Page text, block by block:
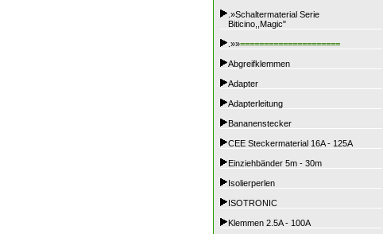
.»Schaltermaterial Serie
Biticino,,Magic"
.»»=====================
Abgreifklemmen
Adapter
Adapterleitung
Bananenstecker
CEE Steckermaterial 16A - 125A
Einziehbänder 5m - 30m
Isolierperlen
ISOTRONIC
Klemmen 2.5A - 100A